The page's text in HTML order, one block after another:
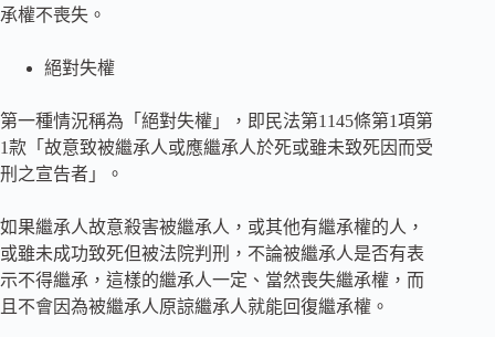
承權不喪失。
絕對失權
第一種情況稱為「絕對失權」，即民法第1145條第1項第
1款「故意致被繼承人或應繼承人於死或雖未致死因而受
刑之宣告者」。
如果繼承人故意殺害被繼承人，或其他有繼承權的人，
或雖未成功致死但被法院判刑，不論被繼承人是否有表
示不得繼承，這樣的繼承人一定、當然喪失繼承權，而
且不會因為被繼承人原諒繼承人就能回復繼承權。